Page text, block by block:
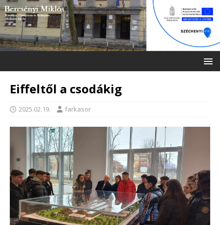
Eiffeltől a csodákig
2025.02.19. farkasor